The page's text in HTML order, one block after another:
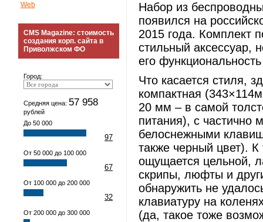
Web
CMS Magazine: стоимость
создания корп. сайта в
Приволжском ФО
Город:
Средняя цена: 57 958
рублей
До 50 000
97
От 50 000 до 100 000
67
От 100 000 до 200 000
32
От 200 000 до 300 000
Набор из
появился на
2015 года. Комплект
стильный аксессуар,
его
Что касается стиля,
компактная
20 мм – в самой
питания), с частично
белоснежными
также черный цвет).
ощущается цельной,
скрипы, люфты и
обнаружить не
клавиатуру на
(да, такое тоже